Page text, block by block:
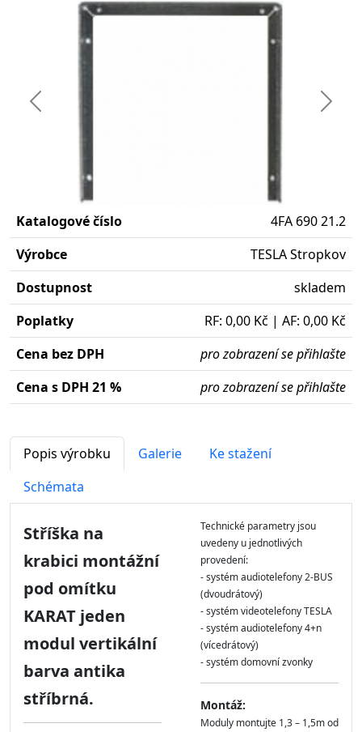
Předchozí Další
Katalogové číslo
4FA 690 21.2
Výrobce
TESLA Stropkov
Dostupnost
skladem
Poplatky
RF: 0,00 Kč | AF: 0,00 Kč
Cena bez DPH
pro zobrazení se přihlašte
Cena s DPH 21 %
pro zobrazení se přihlašte
Popis výrobku Galerie
Ke stažení
Schémata
Stříška na
krabici montážní
pod omítku
KARAT jeden
modul vertikální
barva antika
stříbrná.
Technické parametry jsou
uvedeny u jednotlivých
provedení:
- systém audiotelefony 2-BUS
(dvoudrátový)
- systém videotelefony TESLA
- systém audiotelefony 4+n
(vícedrátový)
- systém domovní zvonky
Montáž:
Moduly montujte 1,3 – 1,5m od